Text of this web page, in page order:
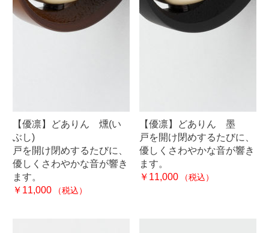
【優凛】どありん 燻(い
ぶし)
戸を開け閉めするたびに、
優しくさわやかな音が響き
ます。
￥11,000
（税込）
【優凛】どありん 墨
戸を開け閉めするたびに、
優しくさわやかな音が響き
ます。
￥11,000
（税込）